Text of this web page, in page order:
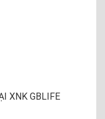
XNK GBLIFE